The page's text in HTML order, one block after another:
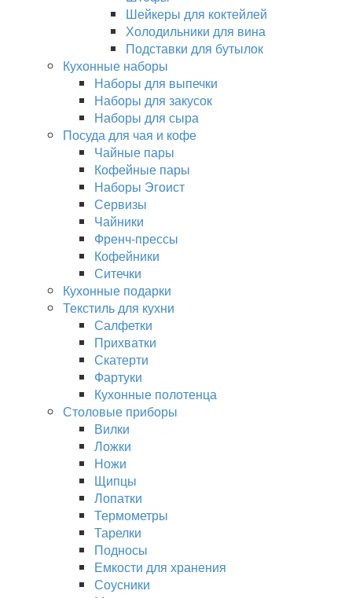
Шейкеры для коктейлей
Холодильники для вина
Подставки для бутылок
Кухонные наборы
Наборы для выпечки
Наборы для закусок
Наборы для сыра
Посуда для чая и кофе
Чайные пары
Кофейные пары
Наборы Эгоист
Сервизы
Чайники
Френч-прессы
Кофейники
Ситечки
Кухонные подарки
Текстиль для кухни
Салфетки
Прихватки
Скатерти
Фартуки
Кухонные полотенца
Столовые приборы
Вилки
Ложки
Ножи
Щипцы
Лопатки
Термометры
Тарелки
Подносы
Емкости для хранения
Соусники